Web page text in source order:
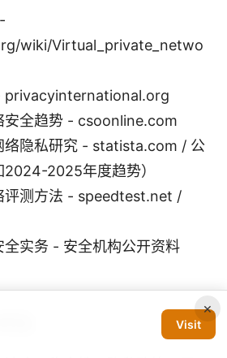
wiki/Virtual_private_netwo
privacyinternational.org
安全趋势 - csoonline.com
络隐私研究 - statista.com / 公
2024-2025年度趋势）
评测方法 - speedtest.net /
全实务 - 安全机构公开资料
×
Visit